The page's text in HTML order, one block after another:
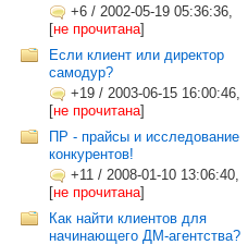
+6 / 2002-05-19 05:36:36,
[не прочитана]
Если клиент или директор
самодур?
+19 / 2003-06-15 16:00:46,
[не прочитана]
ПР - прайсы и исследование
конкурентов!
+11 / 2008-01-10 13:06:40,
[не прочитана]
Как найти клиентов для
начинающего ДМ-агентства?